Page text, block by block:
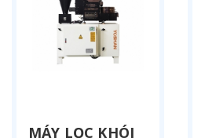
MÁY LỌC KHÓI